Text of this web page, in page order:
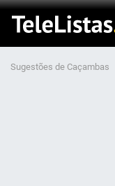
Sugestões de Caçambas